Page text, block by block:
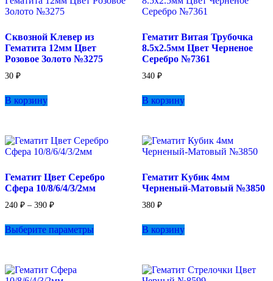
Сквозной Клевер из
Гематита 12мм Цвет
Розовое Золото №3275
30 ₽
В корзину
Гематит Витая Трубочка
8.5х2.5мм Цвет Черненое
Серебро №7361
340 ₽
В корзину
Гематит Цвет Серебро
Сфера 10/8/6/4/3/2мм
240 ₽ – 390 ₽Диапазон
240 ₽
–
Выберите параметры
Гематит Кубик 4мм
Черненый-Матовый №3850
380 ₽
В корзину